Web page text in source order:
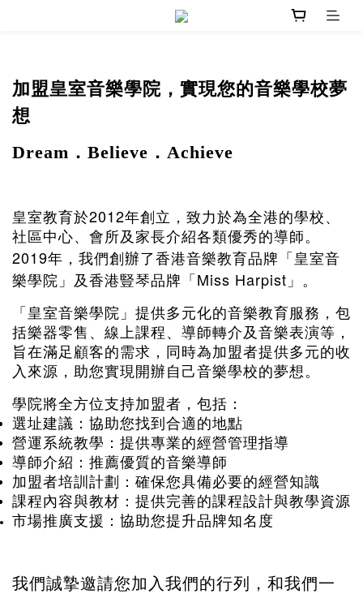
加盟皇室音樂學院，實現您的音樂學校夢
想
Dream．Believe ． Achieve
皇室教育於2012年創立，致力於為全港的學校、
社區中心、會所及家長介紹各類優秀的導師。
2019年，我們創辦了香港音樂教育品牌「皇室音
樂學院」及香港豎琴品牌「Miss Harpist 」。
「皇室音樂學院」提供多元化的音樂教育服務，包
括樂器零售、線上課程、導師轉介及音樂表演等，
旨在滿足顧客的需求，同時為加盟者提供多元的收
入來源，助您實現開辦自己音樂學校的夢想。
學院將全方位支持加盟者，包括：
選址建議：協助您找到合適的地點
營運系統教學：提供專業的經營管理指導
導師介紹：推薦優質的音樂導師
加盟者培訓計劃：確保您具備必要的經營知識
課程內容與教材：提供完善的課程設計與教學資源
市場推廣支援：協助您提升品牌知名度
我們誠摯邀請您加入我們的行列，和我們一